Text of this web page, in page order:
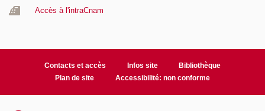
Accès à l'intraCnam
Contacts et accès Infos site
Bibliothèque
Plan de site
Accessibilité: non conforme